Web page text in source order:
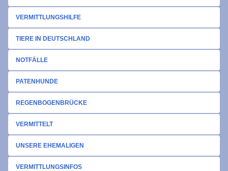
VERMITTLUNGSHILFE
TIERE IN DEUTSCHLAND
NOTFÄLLE
PATENHUNDE
REGENBOGENBRÜCKE
VERMITTELT
UNSERE EHEMALIGEN
VERMITTLUNGSINFOS